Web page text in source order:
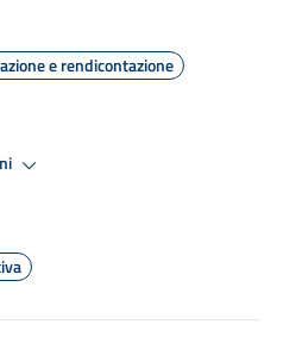
e rendicontazione